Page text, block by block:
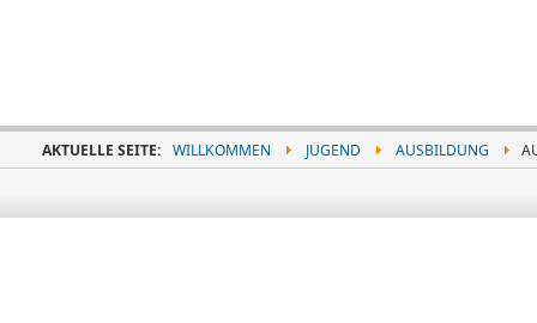
AKTUELLE SEITE: WILLKOMMEN JUGEND AUSBILDUNG